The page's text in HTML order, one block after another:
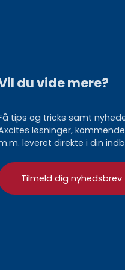
du vide mere?
tips og tricks samt
løsninger,
leveret direkte i din
Tilmeld dig nyhedsbrev